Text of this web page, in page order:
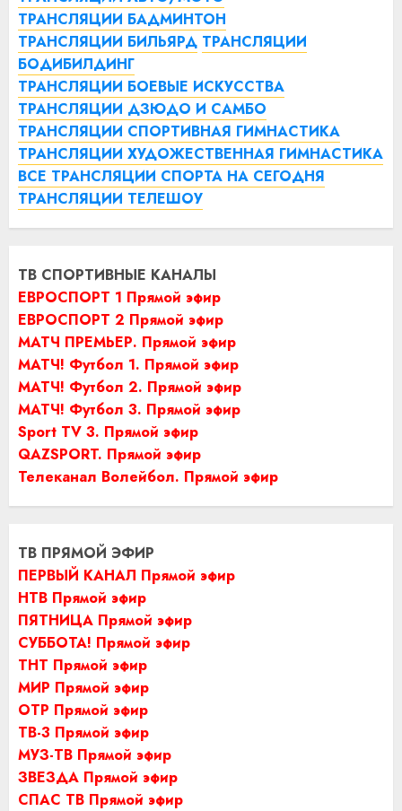
ТРАНСЛЯЦИИ БАДМИНТОН
ТРАНСЛЯЦИИ БИЛЬЯРД ТРАНСЛЯЦИИ
БОДИБИЛДИНГ
ТРАНСЛЯЦИИ БОЕВЫЕ ИСКУССТВА
ТРАНСЛЯЦИИ ДЗЮДО И САМБО
ТРАНСЛЯЦИИ СПОРТИВНАЯ ГИМНАСТИКА
ТРАНСЛЯЦИИ ХУДОЖЕСТВЕННАЯ ГИМНАСТИКА
ВСЕ ТРАНСЛЯЦИИ СПОРТА НА СЕГОДНЯ
ТРАНСЛЯЦИИ ТЕЛЕШОУ
ТВ СПОРТИВНЫЕ КАНАЛЫ
ЕВРОСПОРТ 1 Прямой эфир
ЕВРОСПОРТ 2 Прямой эфир
МАТЧ ПРЕМЬЕР. Прямой эфир
МАТЧ! Футбол 1. Прямой эфир
МАТЧ! Футбол 2. Прямой эфир
МАТЧ! Футбол 3. Прямой эфир
Sport TV 3. Прямой эфир
QAZSPORT. Прямой эфир
Телеканал Волейбол. Прямой эфир
ТВ ПРЯМОЙ ЭФИР
ПЕРВЫЙ КАНАЛ Прямой эфир
НТВ Прямой эфир
ПЯТНИЦА Прямой эфир
СУББОТА! Прямой эфир
ТНТ Прямой эфир
МИР Прямой эфир
ОТР Прямой эфир
ТВ-3 Прямой эфир
МУЗ-ТВ Прямой эфир
ЗВЕЗДА Прямой эфир
СПАС ТВ Прямой эфир